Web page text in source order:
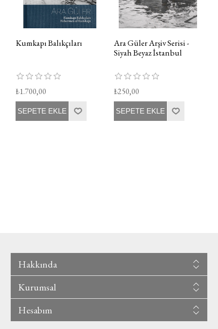
Kumkapı Balıkçıları
₺1.700,00
SEPETE EKLE
Ara Güler Arşiv Serisi -
Siyah Beyaz İstanbul
₺250,00
SEPETE EKLE
Hakkında
Kurumsal
Hesabım